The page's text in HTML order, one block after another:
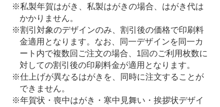
※私製年賀はがき、私製はがきの場合、はがき代は
かかりません。
※割引対象のデザインのみ、割引後の価格で印刷料
金適用となります。なお、同一デザインを同一カ
ート内で複数回ご注文の場合、1回のご利用枚数に
対しての割引後の印刷料金が適用となります。
※仕上げが異なるはがきを、同時に注文することが
できません。
※年賀状・喪中はがき・寒中見舞い・挨拶状デザイ